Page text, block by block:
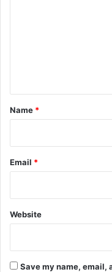
*
Name *
Email *
Website
Save my name, email,